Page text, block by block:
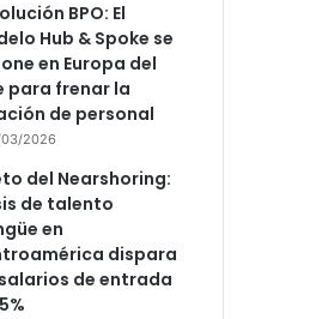
BPO: El
Hub & Spoke se
en Europa del
para frenar la
de personal
2026
del Nearshoring:
de talento
en
dispara
de entrada